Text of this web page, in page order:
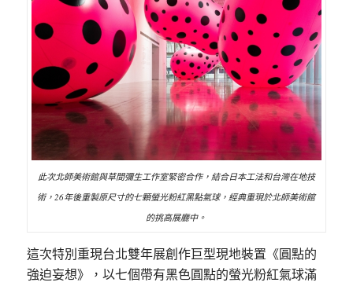
此次北師美術館與草間彌生工作室緊密合作，結合日本工法和台灣在地技
術，26年後重製原尺寸的七顆螢光粉紅黑點氣球，經典重現於北師美術館
的挑高展廳中。
這次特別重現台北雙年展創作巨型現地裝置《圓點的
強迫妄想》，以七個帶有黑色圓點的螢光粉紅氣球滿